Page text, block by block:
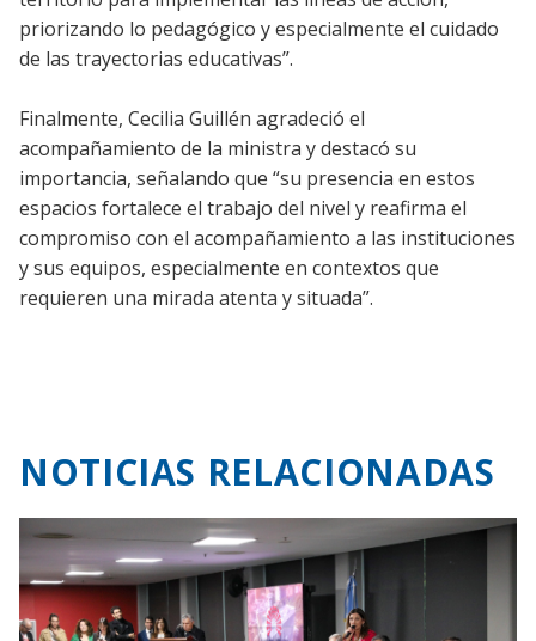
priorizando lo pedagógico y especialmente el cuidado
de las trayectorias educativas”.
Finalmente, Cecilia Guillén agradeció el
acompañamiento de la ministra y destacó su
importancia, señalando que “su presencia en estos
espacios fortalece el trabajo del nivel y reafirma el
compromiso con el acompañamiento a las instituciones
y sus equipos, especialmente en contextos que
requieren una mirada atenta y situada”.
NOTICIAS RELACIONADAS